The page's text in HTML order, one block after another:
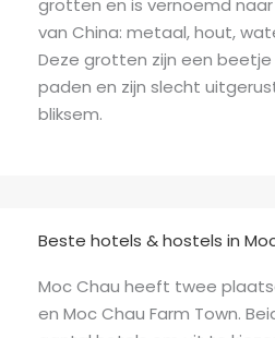
grotten en is vernoemd
van China: metaal, hout,
Deze grotten zijn een
paden en zijn slecht
bliksem.
Beste hotels & hostels in
Moc Chau heeft twee
en Moc Chau Farm Town.